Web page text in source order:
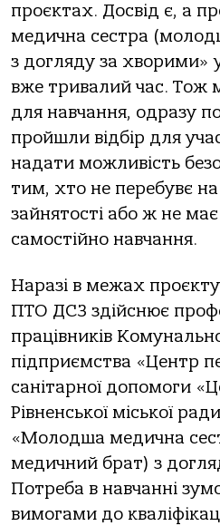
проєктах. Досвід є, а
медична сестра
з догляду за хворими»
вже тривалий час. Тож
для навчання, одразу
пройшли відбір для
надати можливість
тим, хто не перебувє на
зайнятості або ж не
самостійно навчання.
Наразі в межах
ПТО ДСЗ здійснює
працівників
підприємства «Центр
санітарної допомоги
Рівненської міської
«Молодша медична
медичний брат) з
Потреба в навчанні
вимогами до